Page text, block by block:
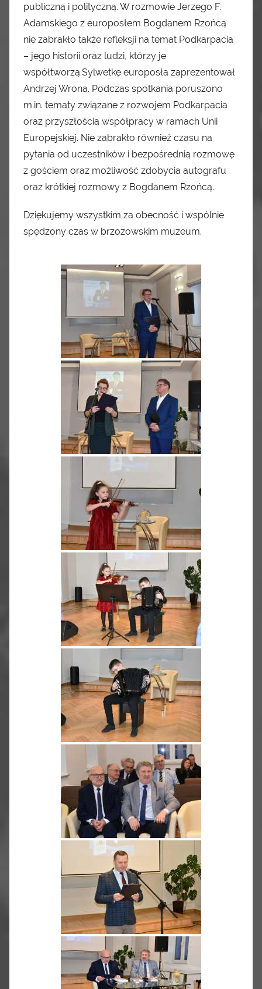
publiczną i polityczną. W rozmowie Jerzego F.
Adamskiego z europosłem Bogdanem Rzońcą
nie zabrakło także refleksji na temat Podkarpacia
– jego historii oraz ludzi, którzy je
współtworzą.Sylwetkę europosła zaprezentował
Andrzej Wrona. Podczas spotkania poruszono
m.in. tematy związane z rozwojem Podkarpacia
oraz przyszłością współpracy w ramach Unii
Europejskiej. Nie zabrakło również czasu na
pytania od uczestników i bezpośrednią rozmowę
z gościem oraz możliwość zdobycia autografu
oraz krótkiej rozmowy z Bogdanem Rzońcą.
Dziękujemy wszystkim za obecność i wspólnie
spędzony czas w brzozowskim muzeum.